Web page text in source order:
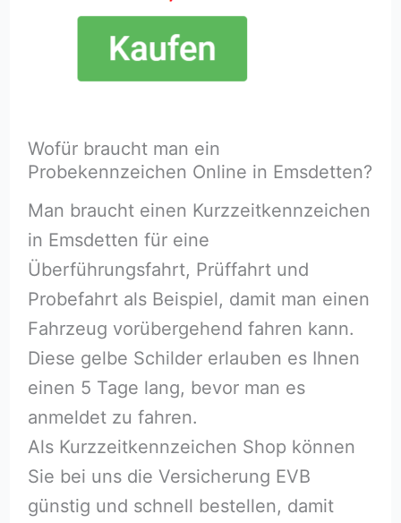
Wofür braucht man ein
Probekennzeichen Online in Emsdetten?
Man braucht einen Kurzzeitkennzeichen
in Emsdetten für eine
Überführungsfahrt, Prüffahrt und
Probefahrt als Beispiel, damit man einen
Fahrzeug vorübergehend fahren kann.
Diese gelbe Schilder erlauben es Ihnen
einen 5 Tage lang, bevor man es
anmeldet zu fahren.
Als Kurzzeitkennzeichen Shop können
Sie bei uns die Versicherung EVB
günstig und schnell bestellen, damit